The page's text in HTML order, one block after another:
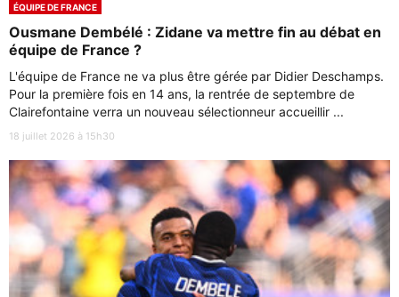
ÉQUIPE DE FRANCE
Ousmane Dembélé : Zidane va mettre fin au débat en
équipe de France ?
L'équipe de France ne va plus être gérée par Didier Deschamps.
Pour la première fois en 14 ans, la rentrée de septembre de
Clairefontaine verra un nouveau sélectionneur accueillir ...
18 juillet 2026 à 15h30